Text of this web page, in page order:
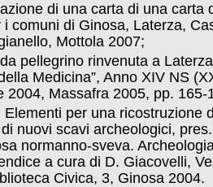
di una carta di una carta
comuni di Ginosa, Laterza,
Mottola 2007;
pellegrino rinvenuta a
Medicina”, Anno XIV NS
2004, Massafra 2005, pp. 165-
per una ricostruzione
nuovi scavi archeologici,
normanno-sveva.
a cura di D. Giacovelli,
Civica, 3, Ginosa 2004.